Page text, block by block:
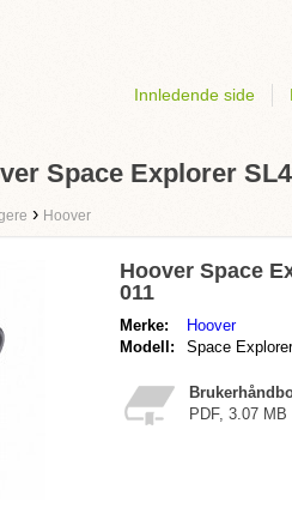
Innledende side
Space Explorer
› Hoover
Hoover Space
011
Merke:
Hoover
Modell:
Space
PDF, 3.07 MB